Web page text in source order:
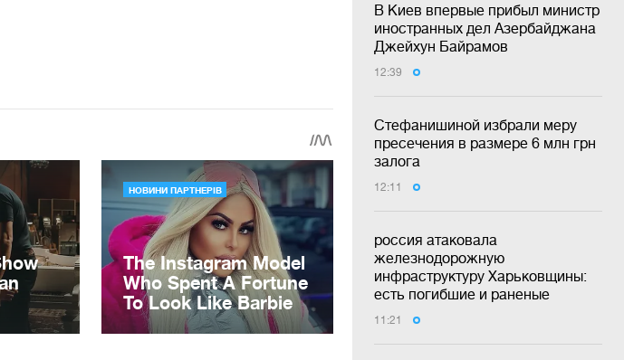
В Киев впервые прибыл министр
иностранных дел Азербайджана
Джейхун Байрамов
12:39
Стефанишиной избрали меру
пресечения в размере 6 млн грн
залога
12:11
россия атаковала
железнодорожную
инфраструктуру Харьковщины:
есть погибшие и раненые
11:21